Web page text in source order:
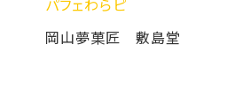
岡山夢菓匠 敷島堂